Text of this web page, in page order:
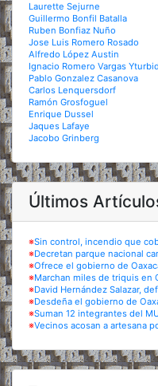
Laurette Sejurne
Guillermo Bonfil Batalla
Ruben Bonfiaz Nuño
Jose Luis Romero Rosado
Alfredo López Austin
Ignacio Romero Vargas
Pablo Gonzalez Casanova
Carlos Lenquersdorf
Ramón Grosfoguel
Enrique Dussel
Jaques Lafaye
Jacobo Grinberg
Últimos
※Sin control, incendio que
※Decretan parque nacional
※Ofrece el gobierno de
※Marchan miles de triquis en
※David Hernández Salazar,
※Desdeña el gobierno de
※Suman 12 integrantes del
※Vecinos acosan a artesana